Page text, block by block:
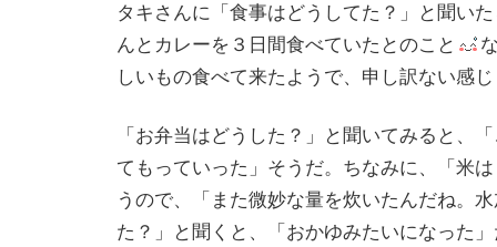
タキさんに「食事はどうしてた？」と聞い
んとカレーを３日間食べていたとのこと
しいもの食べて来たようで、申し訳ない感じ
「お弁当はどうした？」と聞いてみると、
てもっていった」そうだ。ちなみに、「米
うので、「また微妙な量を炊いたんだね。
た？」と聞くと、「おかゆみたいになった